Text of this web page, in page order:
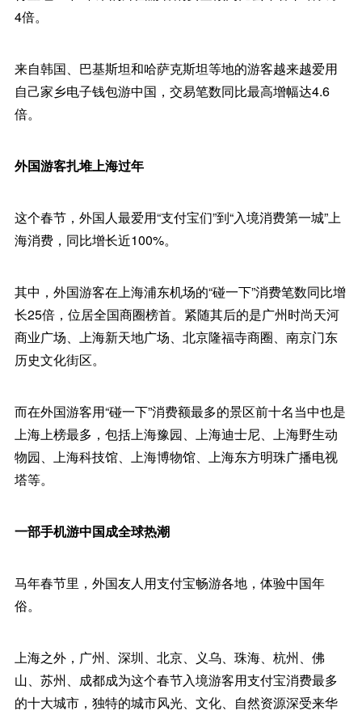
4倍。
来自韩国、巴基斯坦和哈萨克斯坦等地的游客越来越爱用
自己家乡电子钱包游中国，交易笔数同比最高增幅达4.6
倍。
外国游客扎堆上海过年
这个春节，外国人最爱用“支付宝们”到“入境消费第一城”上
海消费，同比增长近100%。
其中，外国游客在上海浦东机场的“碰一下”消费笔数同比增
长25倍，位居全国商圈榜首。紧随其后的是广州时尚天河
商业广场、上海新天地广场、北京隆福寺商圈、南京门东
历史文化街区。
而在外国游客用“碰一下”消费额最多的景区前十名当中也是
上海上榜最多，包括上海豫园、上海迪士尼、上海野生动
物园、上海科技馆、上海博物馆、上海东方明珠广播电视
塔等。
一部手机游中国成全球热潮
马年春节里，外国友人用支付宝畅游各地，体验中国年
俗。
上海之外，广州、深圳、北京、义乌、珠海、杭州、佛
山、苏州、成都成为这个春节入境游客用支付宝消费最多
的十大城市，独特的城市风光、文化、自然资源深受来华